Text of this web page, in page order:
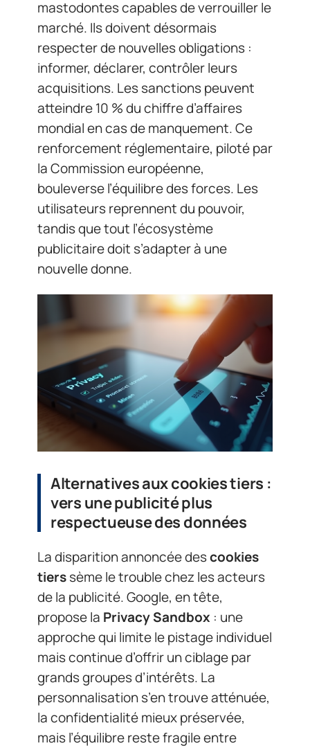
mastodontes capables de verrouiller le
marché. Ils doivent désormais
respecter de nouvelles obligations :
informer, déclarer, contrôler leurs
acquisitions. Les sanctions peuvent
atteindre 10 % du chiffre d’affaires
mondial en cas de manquement. Ce
renforcement réglementaire, piloté par
la Commission européenne,
bouleverse l’équilibre des forces. Les
utilisateurs reprennent du pouvoir,
tandis que tout l’écosystème
publicitaire doit s’adapter à une
nouvelle donne.
Alternatives aux cookies tiers :
vers une publicité plus
respectueuse des données
La disparition annoncée descookies
tierssème le trouble chez les acteurs
de la publicité. Google, en tête,
propose la Privacy Sandbox : une
approche qui limite le pistage individuel
mais continue d’offrir un ciblage par
grands groupes d’intérêts. La
personnalisation s’en trouve atténuée,
la confidentialité mieux préservée,
mais l’équilibre reste fragile entre